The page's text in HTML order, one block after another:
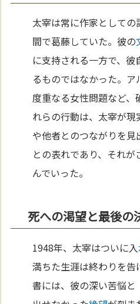
太宰は常に作家として
間で葛藤していた。彼の
に支持される一方で、彼
るものではなかった。ア
度重なる女性問題など
れらの行動は、太宰が
や他者とのつながりを
との表れであり、それが
んでいった。
死への渇望と最後の
1948年、太宰はついに入
満ちた生涯は終わりを
書には、彼の深い苦悩